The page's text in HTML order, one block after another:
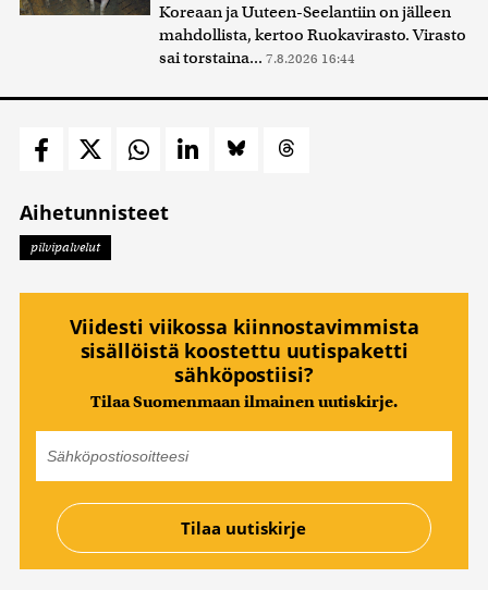
Koreaan ja Uuteen-Seelantiin on jälleen
mahdollista, kertoo Ruokavirasto. Virasto
sai torstaina... 7.8.2026 16:44
Aihetunnisteet
pilvipalvelut
Viidesti viikossa kiinnostavimmista
sisällöistä koostettu uutispaketti
sähköpostiisi?
Tilaa Suomenmaan ilmainen uutiskirje.